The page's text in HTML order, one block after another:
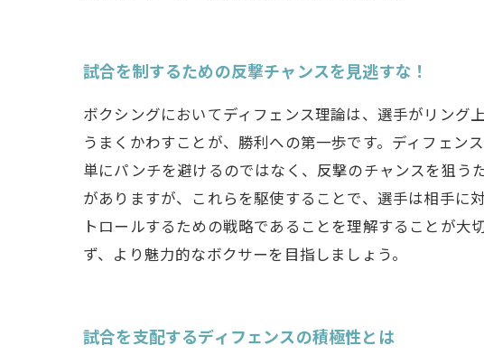
試合を制するための反撃チャンスを見逃すな！
ボクシングにおいてディフェンス理論は、選手がリング
うまくかわすことが、勝利への第一歩です。ディフェン
単にパンチを避けるのではなく、反撃のチャンスを狙
がありますが、これらを駆使することで、選手は相手に
トロールするための戦略であることを理解することが
ず、より魅力的なボクサーを目指しましょう。
試合を支配するディフェンスの積極性とは